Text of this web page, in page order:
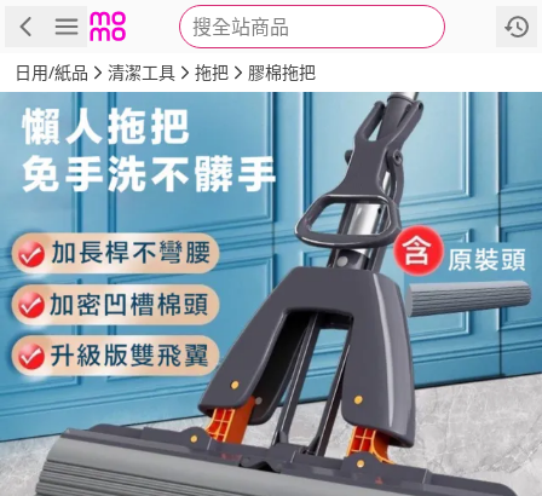
搜全站商品
商品 評價 詳情
日用/紙品 清潔工具 拖把 膠棉拖把